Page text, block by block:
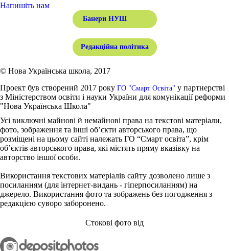
Напишіть нам
Банери НУШ
Редакційна політика
© Нова Українська школа, 2017
Проект був створений 2017 року ГО "Смарт Освіта" у партнерстві
з Міністерством освіти і науки України для комунікації реформи
"Нова Українська Школа"
Усі виключні майнові й немайнові права на текстові матеріали,
фото, зображення та інші об’єкти авторського права, що
розміщені на цьому сайті належать ГО “Смарт освіта”, крім
об’єктів авторського права, які містять пряму вказівку на
авторство іншої особи.
Використання текстових матеріалів сайту дозволено лише з
посиланням (для інтернет-видань - гіперпосиланням) на
джерело. Використання фото та зображень без погодження з
редакцією суворо заборонено.
Стокові фото від